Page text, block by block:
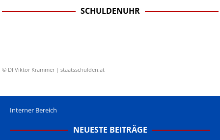
SCHULDENUHR
© DI Viktor Krammer | staatsschulden.at
Interner Bereich
NEUESTE BEITRÄGE